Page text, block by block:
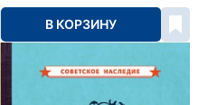
В КОРЗИНУ